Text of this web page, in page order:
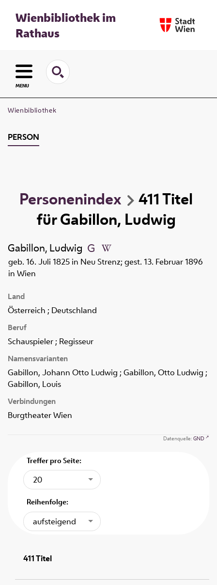
Wienbibliothek im
Rathaus
MENU
Wienbibliothek
PERSON
Personenindex 411Titel
fürGabillon, Ludwig
Gabillon, Ludwig
geb. 16. Juli 1825 in Neu Strenz; gest. 13. Februar 1896
in Wien
Land
Österreich ; Deutschland
Beruf
Schauspieler ; Regisseur
Namensvarianten
Gabillon, Johann Otto Ludwig ; Gabillon, Otto Ludwig ;
Gabillon, Louis
Verbindungen
Burgtheater Wien
Datenquelle: GND
Treffer pro Seite:
20
Reihenfolge:
aufsteigend
411Titel